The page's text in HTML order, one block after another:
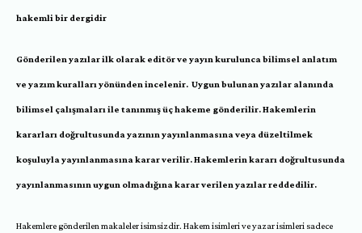
hakemli bir dergidir
Gönderilen yazılar ilk olarak editör ve yayın kurulunca bilimsel anlatım
ve yazım kuralları yönünden incelenir. Uygun bulunan yazılar alanında
bilimsel çalışmaları ile tanınmış üç hakeme gönderilir. Hakemlerin
kararları doğrultusunda yazının yayınlanmasına veya düzeltilmek
koşuluyla yayınlanmasına karar verilir. Hakemlerin kararı doğrultusunda
yayınlanmasının uygun olmadığına karar verilen yazılar reddedilir.
Hakemlere gönderilen makaleler isimsizdir. Hakem isimleri ve yazar isimleri sadece